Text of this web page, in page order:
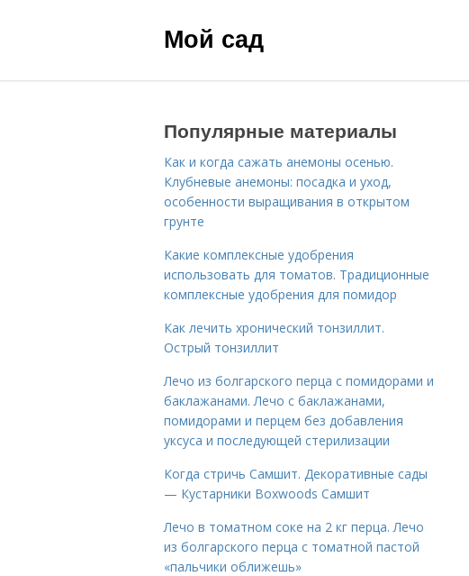
Мой сад
Популярные материалы
Как и когда сажать анемоны осенью.
Клубневые анемоны: посадка и уход,
особенности выращивания в открытом
грунте
Какие комплексные удобрения
использовать для томатов. Традиционные
комплексные удобрения для помидор
Как лечить хронический тонзиллит.
Острый тонзиллит
Лечо из болгарского перца с помидорами и
баклажанами. Лечо с баклажанами,
помидорами и перцем без добавления
уксуса и последующей стерилизации
Когда стричь Самшит. Декоративные сады
— Кустарники Boxwoods Самшит
Лечо в томатном соке на 2 кг перца. Лечо
из болгарского перца с томатной пастой
«пальчики оближешь»